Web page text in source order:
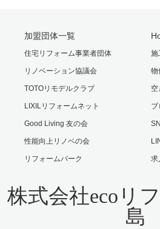
加盟団体一覧
住宅リフォーム事業者団体
リノベーション協議会
TOTOリモデルクラブ
LIXILリフォームネット
Good Living 友の会
性能向上リノベの会
リフォームパーク
施
物
空
ブ
求
株式会社ecoリ
島